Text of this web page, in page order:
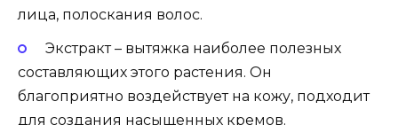
лица, полоскания волос.
Экстракт – вытяжка наиболее полезных
составляющих этого растения. Он
благоприятно воздействует на кожу, подходит
для создания насыщенных кремов.